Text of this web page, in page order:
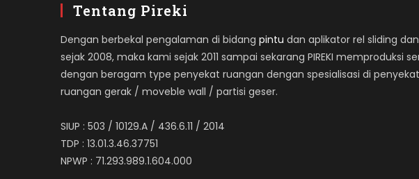
Tentang Pireki
Dengan berbekal pengalaman di bidang pintu dan aplikator rel sliding
sejak 2008, maka kami sejak 2011 sampai sekarang PIREKI memproduksi
dengan beragam type penyekat ruangan dengan spesialisasi di penyekat
ruangan gerak / moveble wall / partisi geser.
SIUP : 503 / 10129.A / 436.6.11 / 2014
TDP : 13.01.3.46.37751
NPWP : 71.293.989.1.604.000